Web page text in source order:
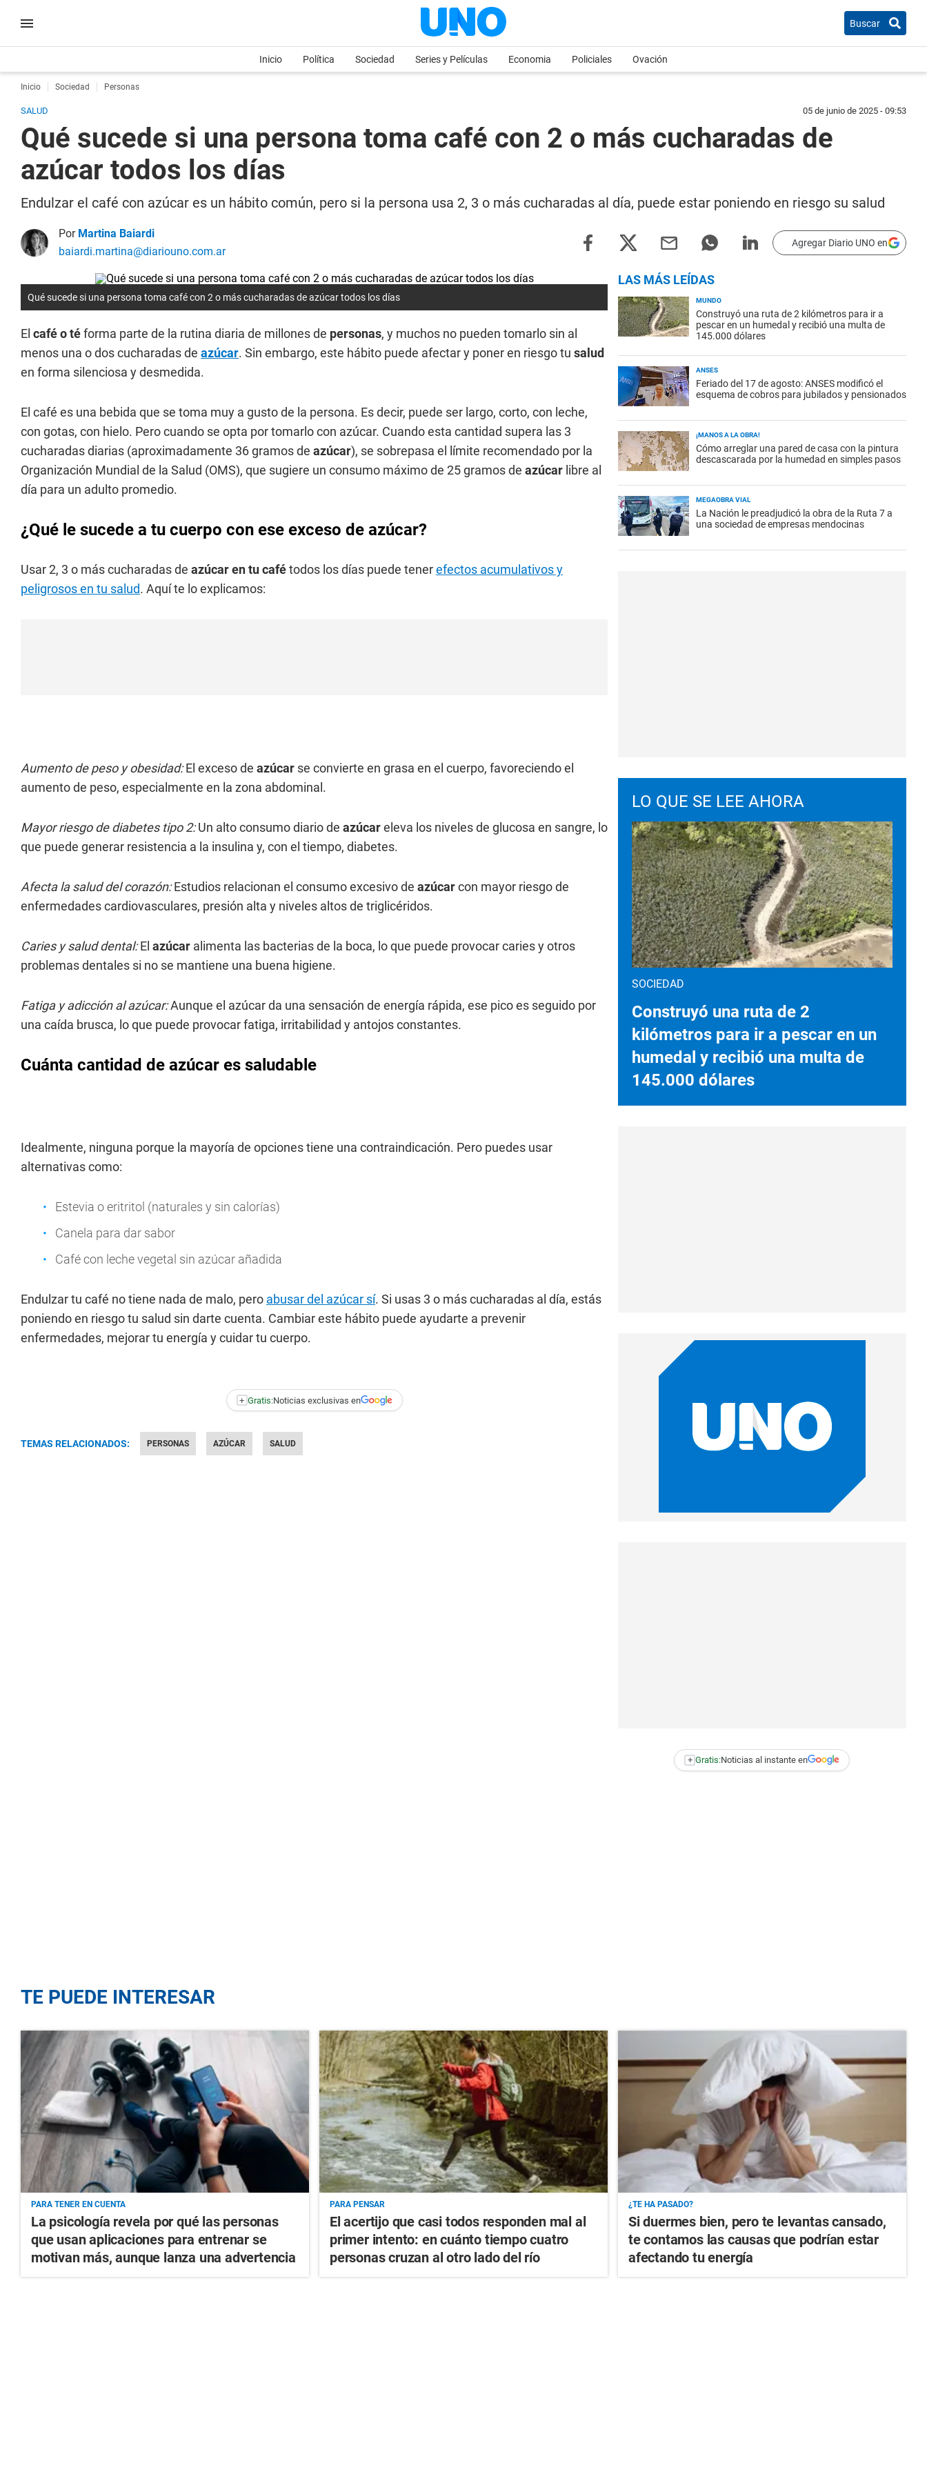
Buscar
Inicio Política Sociedad Series y Películas Economia Policiales Ovación
Inicio Sociedad Personas
SALUD 05 de junio de 2025 - 09:53
Qué sucede si una persona toma café con 2 o más cucharadas de
azúcar todos los días
Endulzar el café con azúcar es un hábito común, pero si la persona usa 2, 3 o más cucharadas al día, puede estar poniendo en riesgo su salud
Por Martina Baiardi
baiardi.martina@diariouno.com.ar
Agregar Diario UNO en
Qué sucede si una persona toma café con 2 o más cucharadas de azúcar todos los días
El café o téforma parte de la rutina diaria de millones de personas, y muchos no pueden tomarlo sin al
menos una o dos cucharadas de azúcar. Sin embargo, este hábito puede afectar y poner en riesgo tu salud
en forma silenciosa y desmedida.
El café es una bebida que se toma muy a gusto de la persona. Es decir, puede ser largo, corto, con leche,
con gotas, con hielo. Pero cuando se opta por tomarlo con azúcar. Cuando esta cantidad supera las 3
cucharadas diarias (aproximadamente 36 gramos de azúcar), se sobrepasa el límite recomendado por la
Organización Mundial de la Salud (OMS), que sugiere un consumo máximo de 25 gramos de azúcar libre al
día para un adulto promedio.
¿Qué le sucede a tu cuerpo con ese exceso de azúcar?
Usar 2, 3 o más cucharadas de azúcar en tu cafétodos los días puede tenerefectos acumulativos y
peligrosos en tu salud. Aquí te lo explicamos:
Aumento de peso y obesidad:El exceso de azúcar se convierte en grasa en el cuerpo, favoreciendo el
aumento de peso, especialmente en la zona abdominal.
Mayor riesgo de diabetes tipo 2:Un alto consumo diario de azúcareleva los niveles de glucosa en sangre, lo
que puede generar resistencia a la insulina y, con el tiempo, diabetes.
Afecta la salud del corazón:Estudios relacionan el consumo excesivo de azúcarcon mayor riesgo de
enfermedades cardiovasculares, presión alta y niveles altos de triglicéridos.
Caries y salud dental:El azúcar alimenta las bacterias de la boca, lo que puede provocar caries y otros
problemas dentales si no se mantiene una buena higiene.
Fatiga y adicción al azúcar:Aunque el azúcar da una sensación de energía rápida, ese pico es seguido por
una caída brusca, lo que puede provocar fatiga, irritabilidad y antojos constantes.
Cuánta cantidad de azúcar es saludable
Idealmente, ninguna porque la mayoría de opciones tiene una contraindicación. Pero puedes usar
alternativas como:
Estevia o eritritol (naturales y sin calorías)
Canela para dar sabor
Café con leche vegetal sin azúcar añadida
Endulzar tu café no tiene nada de malo, pero abusar del azúcar sí. Si usas 3 o más cucharadas al día, estás
poniendo en riesgo tu salud sin darte cuenta. Cambiar este hábito puede ayudarte a prevenir
enfermedades, mejorar tu energía y cuidar tu cuerpo.
+ Gratis:Noticias exclusivas en
TEMAS RELACIONADOS: PERSONAS AZÚCAR SALUD
LAS MÁS LEÍDAS
MUNDO
Construyó una ruta de 2 kilómetros para ir a
pescar en un humedal y recibió una multa de
145.000 dólares
ANSES
Feriado del 17 de agosto: ANSES modificó el
esquema de cobros para jubilados y pensionados
¡MANOS A LA OBRA!
Cómo arreglar una pared de casa con la pintura
descascarada por la humedad en simples pasos
MEGAOBRA VIAL
La Nación le preadjudicó la obra de la Ruta 7 a
una sociedad de empresas mendocinas
LO QUE SE LEE AHORA
SOCIEDAD
Construyó una ruta de 2
kilómetros para ir a pescar en un
humedal y recibió una multa de
145.000 dólares
+ Gratis:Noticias al instante en
TE PUEDE INTERESAR
PARA TENER EN CUENTA
La psicología revela por qué las personas
que usan aplicaciones para entrenar se
motivan más, aunque lanza una advertencia
PARA PENSAR
El acertijo que casi todos responden mal al
primer intento: en cuánto tiempo cuatro
personas cruzan al otro lado del río
¿TE HA PASADO?
Si duermes bien, pero te levantas cansado,
te contamos las causas que podrían estar
afectando tu energía